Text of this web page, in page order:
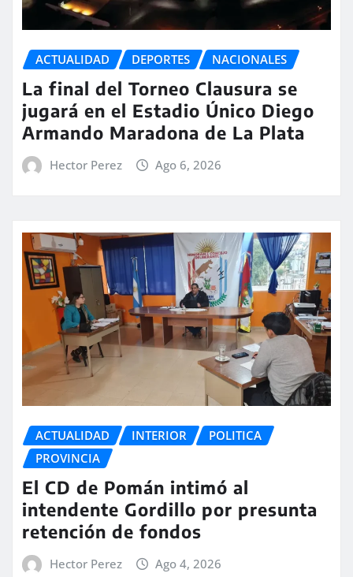
ACTUALIDAD DEPORTES NACIONALES
La final del Torneo Clausura se
jugará en el Estadio Único Diego
Armando Maradona de La Plata
Hector Perez Ago 6, 2026
ACTUALIDAD INTERIOR
POLITICA
PROVINCIA
El CD de Pomán intimó al
intendente Gordillo por presunta
retención de fondos
Hector Perez Ago 4, 2026